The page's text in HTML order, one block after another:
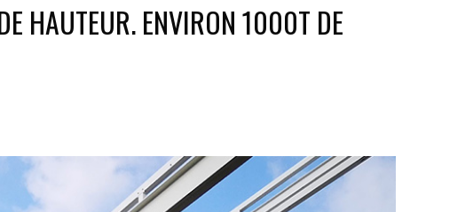
HAUTEUR. ENVIRON 1000T DE